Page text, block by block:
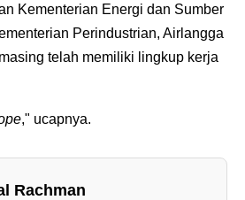
Kementerian Energi dan Sumber
Perindustrian, Airlangga
telah memiliki lingkup kerja
," ucapnya.
Rachman